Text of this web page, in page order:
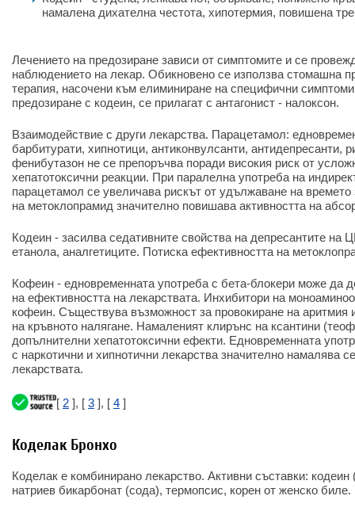
намалена дихателна честота, хипотермия, повишена
Лечението на предозиране зависи от симптомите и се
наблюдението на лекар. Обикновено се използва стомашна
терапия, насочени към елиминиране на специфични
предозиране с кодеин, се прилагат с антагонист - налоксон.
Взаимодействие с други лекарства. Парацетамол:
барбитурати, хипнотици, антиконвулсанти, антидепресанти,
фенибутазон не се препоръчва поради високия риск от
хепатотоксични реакции. При паралелна употреба на
парацетамол се увеличава рискът от удължаване на времето
на метоклопрамид значително повишава активността на
Кодеин - засилва седативните свойства на депресантите на
етанола, аналгетиците. Потиска ефективността на
Кофеин - едновременната употреба с бета-блокери може да
на ефективността на лекарствата. Инхибитори на
кофеин. Съществува възможност за провокиране на аритмия
на кръвното налягане. Намаленият клирънс на ксантини
допълнителни хепатотоксични ефекти. Едновременната
с наркотични и хипнотични лекарства значително намалява
лекарствата.
[ 2 ], [ 3 ], [ 4 ]
Коделак Бронхо
Коделак е комбинирано лекарство. Активни съставки:
натриев бикарбонат (сода), термопсис, корен от женско биле.